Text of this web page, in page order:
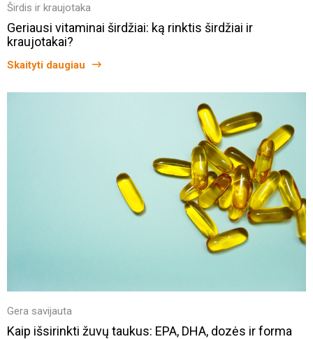
Širdis ir kraujotaka
Geriausi vitaminai širdžiai: ką rinktis širdžiai ir
kraujotakai?
Skaityti daugiau
Gera savijauta
Kaip išsirinkti žuvų taukus: EPA, DHA, dozės ir forma